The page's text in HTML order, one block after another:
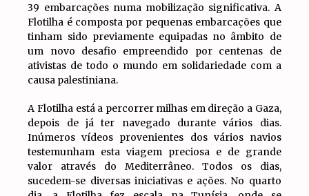
39 embarcações numa mobilização significativa. A
Flotilha é composta por pequenas embarcações que
tinham sido previamente equipadas no âmbito de
um novo desafio empreendido por centenas de
ativistas de todo o mundo em solidariedade com a
causa palestiniana.
A Flotilha está a percorrer milhas em direção a Gaza,
depois de já ter navegado durante vários dias.
Inúmeros vídeos provenientes dos vários navios
testemunham esta viagem preciosa e de grande
valor através do Mediterrâneo. Todos os dias,
sucedem-se diversas iniciativas e ações. No quarto